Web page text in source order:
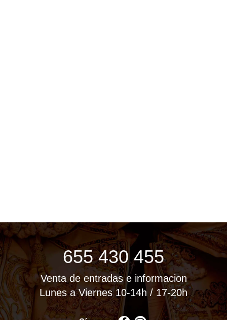
655 430 455
Venta de entradas e informacion
Lunes a Viernes 10-14h / 17-20h